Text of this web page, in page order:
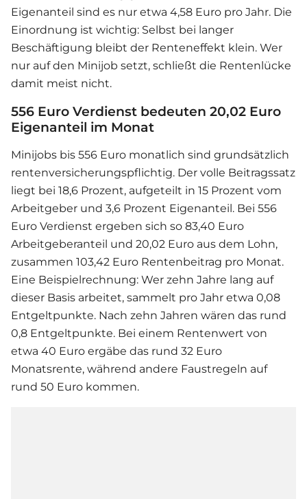
Eigenanteil sind es nur etwa 4,58 Euro pro Jahr. Die
Einordnung ist wichtig: Selbst bei langer
Beschäftigung bleibt der Renteneffekt klein. Wer
nur auf den Minijob setzt, schließt die Rentenlücke
damit meist nicht.
556 Euro Verdienst bedeuten 20,02 Euro
Eigenanteil im Monat
Minijobs bis 556 Euro monatlich sind grundsätzlich
rentenversicherungspflichtig. Der volle Beitragssatz
liegt bei 18,6 Prozent, aufgeteilt in 15 Prozent vom
Arbeitgeber und 3,6 Prozent Eigenanteil. Bei 556
Euro Verdienst ergeben sich so 83,40 Euro
Arbeitgeberanteil und 20,02 Euro aus dem Lohn,
zusammen 103,42 Euro Rentenbeitrag pro Monat.
Eine Beispielrechnung: Wer zehn Jahre lang auf
dieser Basis arbeitet, sammelt pro Jahr etwa 0,08
Entgeltpunkte. Nach zehn Jahren wären das rund
0,8 Entgeltpunkte. Bei einem Rentenwert von
etwa 40 Euro ergäbe das rund 32 Euro
Monatsrente, während andere Faustregeln auf
rund 50 Euro kommen.